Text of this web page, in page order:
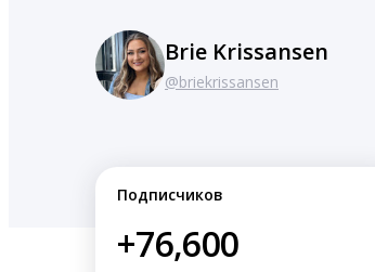
Brie Krissansen
@briekrissansen
Подписчиков
+76,600